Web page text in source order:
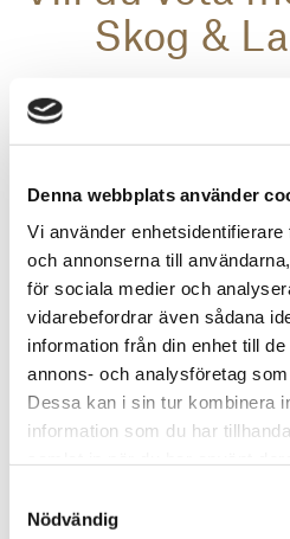
Denna webbplats använder
Vi använder
och annonserna till
för sociala medier och
vidarebefordrar även sådana
information från din enhet till
annons- och analysföretag
Dessa kan i sin tur kombinera
information som du har
Nödvändig
Skog &
Niklas Lundberg
Affärsutvecklingschef Skog &
niklas.lundberg@svefa.se